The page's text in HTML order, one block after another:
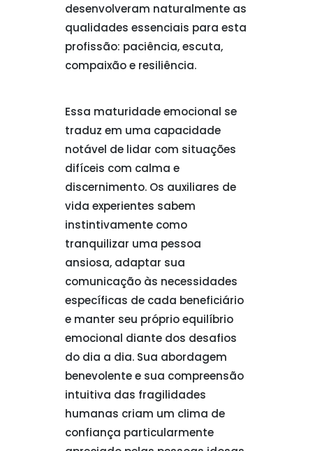
desenvolveram naturalmente as
qualidades essenciais para esta
profissão: paciência, escuta,
compaixão e resiliência.
Essa maturidade emocional se
traduz em uma capacidade
notável de lidar com situações
difíceis com calma e
discernimento. Os auxiliares de
vida experientes sabem
instintivamente como
tranquilizar uma pessoa
ansiosa, adaptar sua
comunicação às necessidades
específicas de cada beneficiário
e manter seu próprio equilíbrio
emocional diante dos desafios
do dia a dia. Sua abordagem
benevolente e sua compreensão
intuitiva das fragilidades
humanas criam um clima de
confiança particularmente